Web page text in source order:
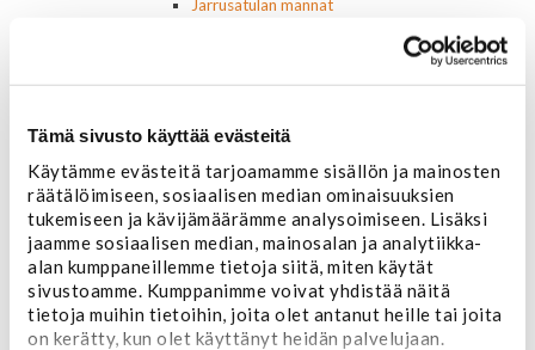
Tämä sivusto käyttää evästeitä
Käytämme evästeitä tarjoamamme sisällön ja mainosten
räätälöimiseen, sosiaalisen median ominaisuuksien
tukemiseen ja kävijämäärämme analysoimiseen. Lisäksi
jaamme sosiaalisen median, mainosalan ja analytiikka-
alan kumppaneillemme tietoja siitä, miten käytät
sivustoamme. Kumppanimme voivat yhdistää näitä
tietoja muihin tietoihin, joita olet antanut heille tai joita
on kerätty, kun olet käyttänyt heidän palvelujaan.
Jarrusatulan männät
Muut jarruosat
Jäähdyttimet ja osat
Korkit
Letkut
Termostaatit, kotelot, tiivisteet
Lämpötila-anturit
Vesipumput ja tiivisteet
Vapaatuulettimet ja viskokytkimet
Kiinnikkeet ja pidikkeet